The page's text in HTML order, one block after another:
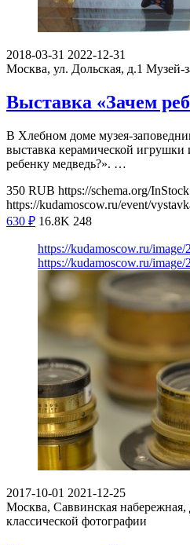
2018-03-31 2022-12-31
Москва, ул. Дольская, д.1 Музей-
Выставка «Зачем
В Хлебном доме музея-
выставка керамической игрушки
ребенку медведь?». …
350 RUB https://schema.org/InStock
https://kudamoscow.ru/event/
630 ₽ 16.8K 248
https://kudamoscow.ru/
https://kudamoscow.ru/
2017-10-01 2021-12-25
Москва, Саввинская набережная,
классической фотографии